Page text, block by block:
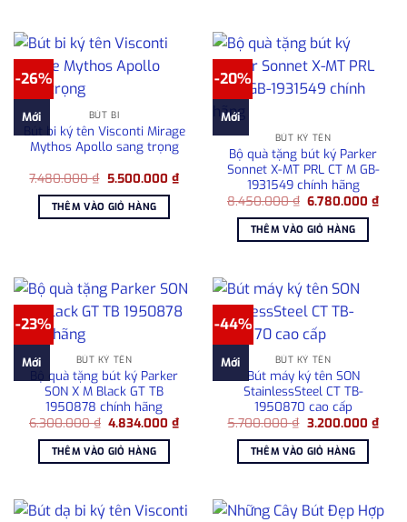
-26%
Mới BÚT BI
Bút bi ký tên Visconti Mirage
Mythos Apollo sang trọng
7.480.000₫ Giá
là:
7.480.000 ₫.
5.500.000 ₫Giá
hiện
5.500.000 ₫.
THÊM VÀO GIỎ HÀNG
-20%
Mới
BÚT KÝ TÊN
Bộ quà tặng bút ký Parker
Sonnet X-MT PRL CT M GB-
1931549 chính hãng
8.450.000₫ Giá
là:
8.450.000 ₫.
6.780.000₫Giá
hiện
THÊM VÀO GIỎ HÀNG
-23%
Mới BÚT KÝ TÊN
Bộ quà tặng bút ký Parker
SON X M Black GT TB
1950878 chính hãng
6.300.000₫ Giá
là:
6.300.000 ₫.
4.834.000₫Giá
hiện
4.834.000 ₫.
THÊM VÀO GIỎ HÀNG
-44%
Mới BÚT KÝ TÊN
Bút máy ký tên SON
StainlessSteel CT TB-
1950870 cao cấp
5.700.000₫ Giá
là:
5.700.000 ₫.
3.200.000 ₫Giá
hiện
THÊM VÀO GIỎ HÀNG